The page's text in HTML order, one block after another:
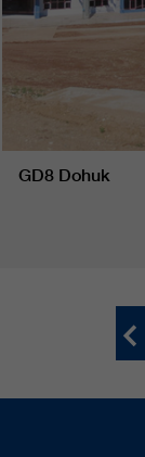
GD8 Dohuk